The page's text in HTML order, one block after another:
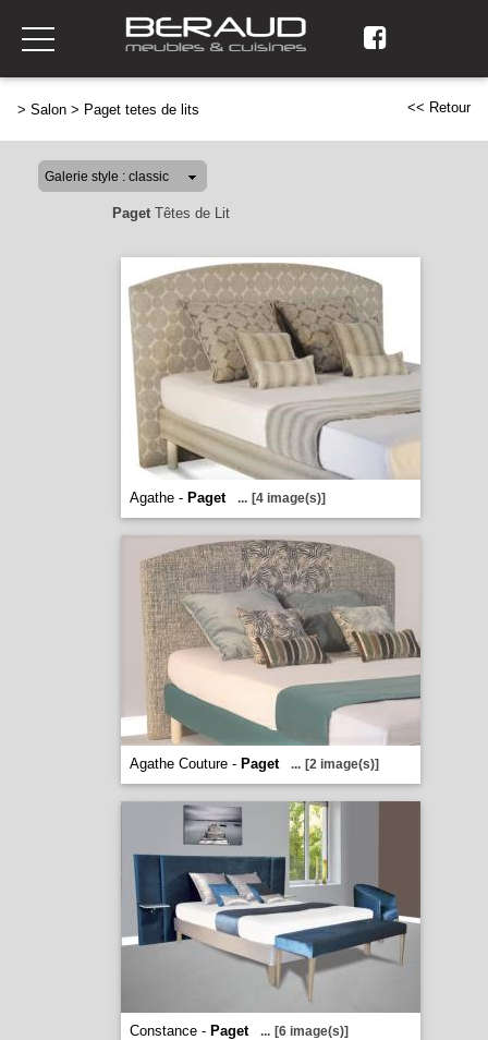
> Salon > Paget tetes de lits << Retour
PagetTêtes de Lit
Agathe - Paget ... [4 image(s)]
Agathe Couture - Paget ... [2 image(s)]
Constance - Paget ... [6 image(s)]